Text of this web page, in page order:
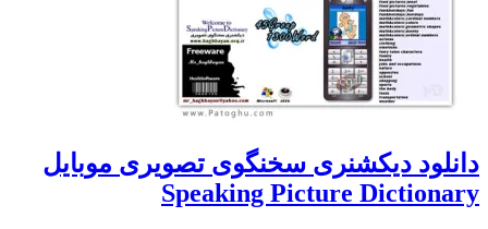
دانلود دیکشنری سخنگوی تصویری موبایل
Speaking Picture Dictionary